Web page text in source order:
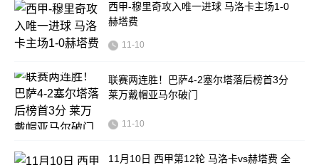
西甲-穆里奇攻入唯一进球 马洛卡主场1-0
赫塔费
11-10
联赛两连胜！巴萨4-2塞尔塔落后榜首3分
莱万戴帽亚马尔破门
11-10
11月10日 西甲第12轮 马洛卡vs赫塔费 全